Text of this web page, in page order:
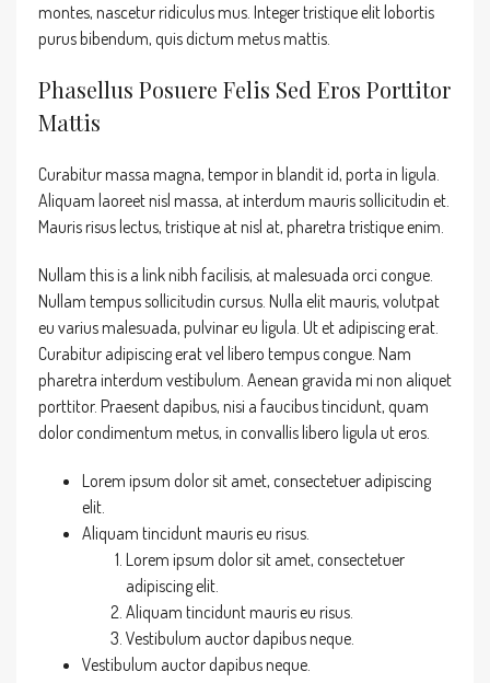
montes, nascetur ridiculus mus. Integer tristique elit lobortis
purus bibendum, quis dictum metus mattis.
Phasellus Posuere Felis Sed Eros Porttitor
Mattis
Curabitur massa magna, tempor in blandit id, porta in ligula.
Aliquam laoreet nisl massa, at interdum mauris sollicitudin et.
Mauris risus lectus, tristique at nisl at, pharetra tristique enim.
Nullam this is a link nibh facilisis, at malesuada orci congue.
Nullam tempus sollicitudin cursus. Nulla elit mauris, volutpat
eu varius malesuada, pulvinar eu ligula. Ut et adipiscing erat.
Curabitur adipiscing erat vel libero tempus congue. Nam
pharetra interdum vestibulum. Aenean gravida mi non aliquet
porttitor. Praesent dapibus, nisi a faucibus tincidunt, quam
dolor condimentum metus, in convallis libero ligula ut eros.
Lorem ipsum dolor sit amet, consectetuer adipiscing
elit.
Aliquam tincidunt mauris eu risus.
Lorem ipsum dolor sit amet, consectetuer
adipiscing elit.
Aliquam tincidunt mauris eu risus.
Vestibulum auctor dapibus neque.
Vestibulum auctor dapibus neque.